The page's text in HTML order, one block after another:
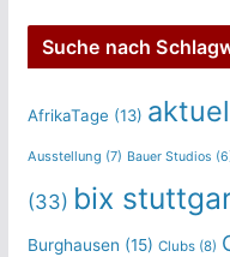
Suche nach
AfrikaTage (13)
Ausstellung (7) Bauer Studios
(33) bix
Burghausen (15) Clubs(8)